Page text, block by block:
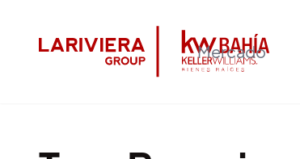
Mercado